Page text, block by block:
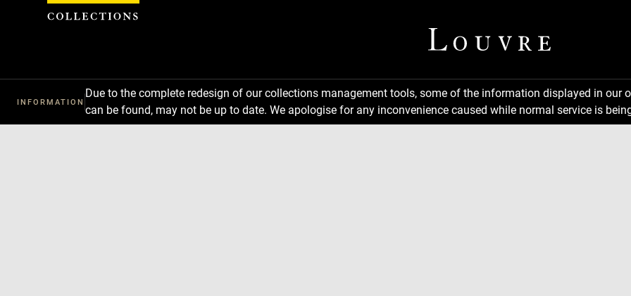
INFORMATION
Due to the complete redesign of our collections management tools, some of the information displayed in
can be found, may not be up to date. We apologise for any inconvenience caused while normal service is
Cookies management panel